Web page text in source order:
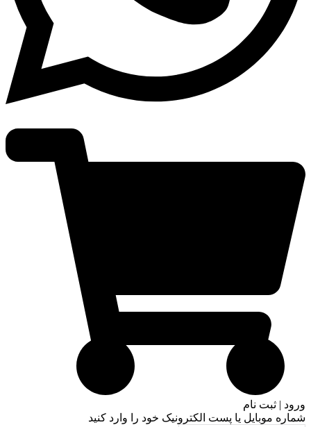
ورود | ثبت نام
شماره موبایل یا پست الکترونیک خود را وارد کنید